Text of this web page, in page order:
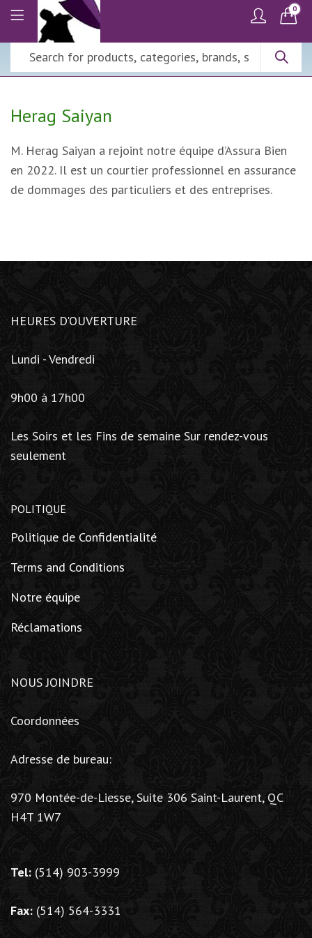
0
Herag Saiyan
M. Herag Saiyan a rejoint notre équipe d’Assura Bien
en 2022. Il est un courtier professionnel en assurance
de dommages des particuliers et des entreprises.
HEURES D'OUVERTURE
Lundi - Vendredi
9h00 à 17h00
Les Soirs et les Fins de semaine Sur rendez-vous
seulement
POLITIQUE
Politique de Confidentialité
Terms and Conditions
Notre équipe
Réclamations
NOUS JOINDRE
Coordonnées
Adresse de bureau:
970 Montée-de-Liesse, Suite 306 Saint-Laurent, QC
H4T 1W7
Tel: (514) 903-3999
Fax: (514) 564-3331